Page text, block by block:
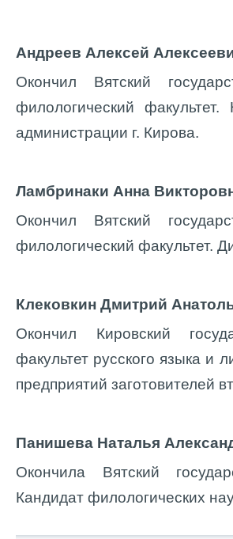
Андреев Алексей
Окончил Вятский
филологический
администрации г. Кирова.
Ламбринаки Анна
Окончил Вятский
филологический
Клековкин Дмитрий
Окончил Кировский
факультет русского языка и
предприятий заготовителей
Панишева Наталья
Окончила Вятский
Кандидат филологических